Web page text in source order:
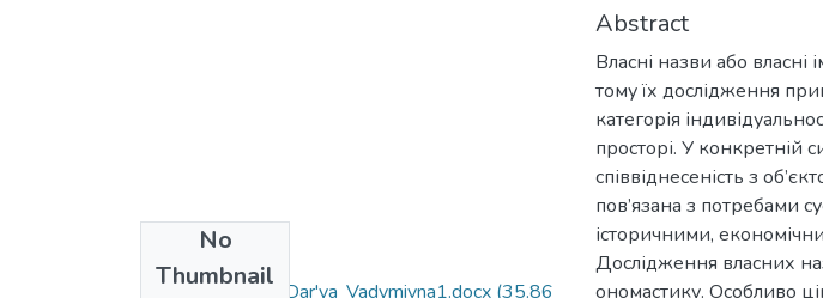
No
Thumbnail
035.04_Dolhikh_Dar'ya_Vadymivna1.docx (35.86
Abstract
Власні назви або
тому їх дослідження
категорія
просторі. У конкретній
співвіднесеність з
пов’язана з потребами
історичними,
Дослідження власних
ономастику. Особливо